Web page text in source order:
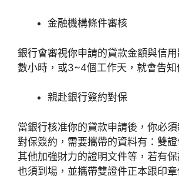
金融機構條件審核
銀行會審視你申請的貸款金額與信
數小時，或3~4個工作天，就會告知
親赴銀行簽約對保
當銀行核准你的貸款申請後，你必
對保簽約，需要攜帶的資料有：雙
其他加強財力的證明文件等，若有
也須到場，並攜帶雙證件正本跟印章